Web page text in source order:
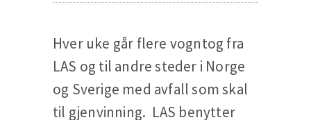
Hver uke går flere vogntog fra
LAS og til andre steder i Norge
og Sverige med avfall som skal
til gjenvinning. LAS benytter